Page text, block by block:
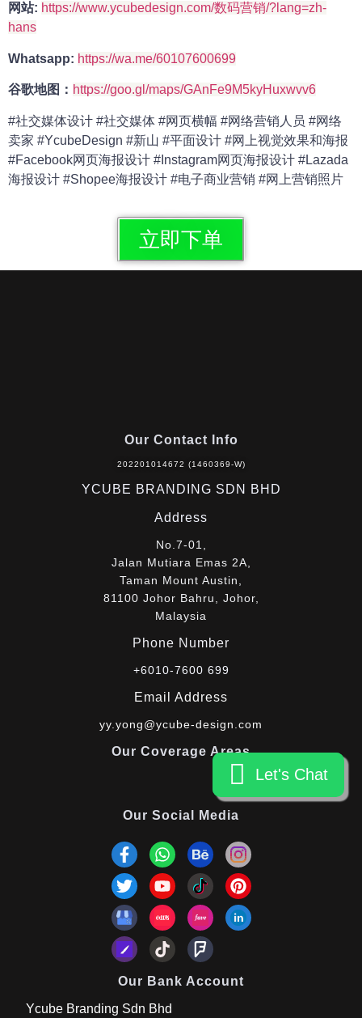
网站: https://www.ycubedesign.com/数码营销/?lang=zh-
hans
Whatsapp: https://wa.me/60107600699
谷歌地图： https://goo.gl/maps/GAnFe9M5kyHuxwvv6
#社交媒体设计 #社交媒体 #网页横幅 #网络营销人员 #网络
卖家 #YcubeDesign #新山 #平面设计 #网上视觉效果和海报
#Facebook网页海报设计 #Instagram网页海报设计 #Lazada
海报设计 #Shopee海报设计 #电子商业营销 #网上营销照片
立即下单
Our Contact Info
202201014672 (1460369-W)
YCUBE BRANDING SDN BHD
Address
No.7-01,
Jalan Mutiara Emas 2A,
Taman Mount Austin,
81100 Johor Bahru, Johor,
Malaysia
Phone Number
+6010-7600 699
Email Address
yy.yong@ycube-design.com
Our Coverage Areas
Our Social Media
Our Bank Account
Ycube Branding Sdn Bhd
Let's Chat
Let's Chat